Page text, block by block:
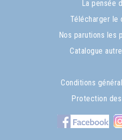
La pensée
Télécharger le
Nos parutions les
Catalogue
Conditions
Protection